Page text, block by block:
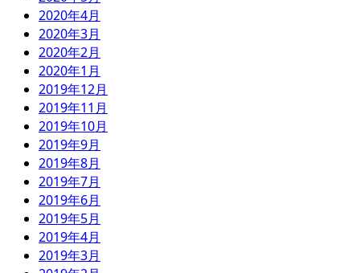
2020年4月
2020年3月
2020年2月
2020年1月
2019年12月
2019年11月
2019年10月
2019年9月
2019年8月
2019年7月
2019年6月
2019年5月
2019年4月
2019年3月